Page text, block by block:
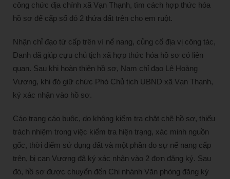
công chức địa chính xã Vạn Thạnh, tìm cách hợp thức hóa
hồ sơ để cấp sổ đỏ 2 thửa đất trên cho em ruột.
Nhận chỉ đạo từ cấp trên vì nể nang, củng cố địa vị công tác,
Danh đã giúp cựu chủ tịch xã hợp thức hóa hồ sơ có liên
quan. Sau khi hoàn thiện hồ sơ, Nam chỉ đạo Lê Hoàng
Vương, khi đó giữ chức Phó Chủ tịch UBND xã Vạn Thạnh,
ký xác nhận vào hồ sơ.
Cáo trạng cáo buộc, do không kiểm tra chặt chẽ hồ sơ, thiếu
trách nhiệm trong việc kiểm tra hiện trạng, xác minh nguồn
gốc, thời điểm sử dụng đất và một phần do sự nể nang cấp
trên, bị can Vương đã ký xác nhận vào 2 đơn đăng ký. Sau
đó, hồ sơ được chuyển đến Chi nhánh Văn phòng đăng ký